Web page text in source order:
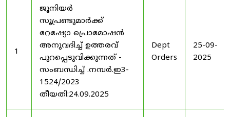
1
ജൂനിയർ
സൂപ്രണ്ടുമാർക്ക്
റേഷ്യോ പ്രൊമോഷൻ
അനുവദിച്ച് ഉത്തരവ്
പുറപ്പെടുവിക്കുന്നത് -
സംബന്ധിച്ച് .നമ്പർ.ഇ3-
1524/2023
തീയതി:24.09.2025
Dept
Orders
25-09-
2025